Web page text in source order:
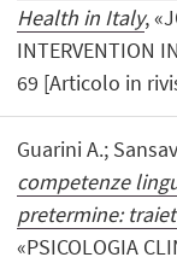
Health in Italy,
INTERVENTION
69 [Articolo in
Guarini A.;
competenze
pretermine:
«PSICOLOGIA